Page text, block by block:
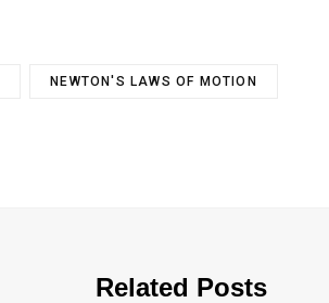
NEWTON'S LAWS OF MOTION
Related Posts